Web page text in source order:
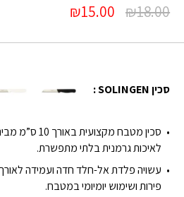
₪18.00
המחיר
היה:
₪15.00 המחיר
הוא:
סכין מטבח מקצועית באורך 10 ס”מ מבית
לאיכות גרמנית בלתי מתפשרת.
עשויה פלדת אל-חלד חדה ועמידה
פירות ושימוש יומיומי במטבח.
סכין SOLINGEN :